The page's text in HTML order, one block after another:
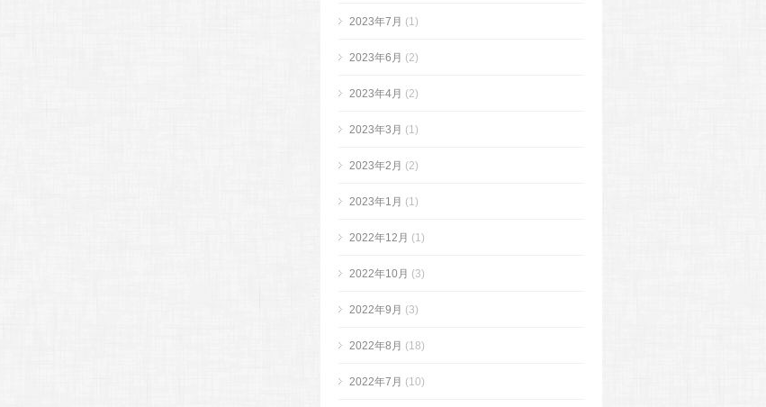
2023年7月 (1)
2023年6月 (2)
2023年4月 (2)
2023年3月 (1)
2023年2月 (2)
2023年1月 (1)
2022年12月 (1)
2022年10月 (3)
2022年9月 (3)
2022年8月 (18)
2022年7月 (10)